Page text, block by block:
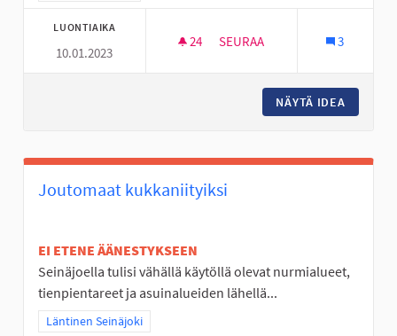
LUONTIAIKA
10.01.2023
24 24 SEURAAJAA
SEURAA 3
NÄYTÄ IDEA
Joutomaat kukkaniityiksi
EI ETENE ÄÄNESTYKSEEN
Seinäjoella tulisi vähällä käytöllä olevat nurmialueet,
tienpientareet ja asuinalueiden lähellä...
Rajaa tulokset teeman mukaan: Läntinen Seinäjoki
Läntinen Seinäjoki